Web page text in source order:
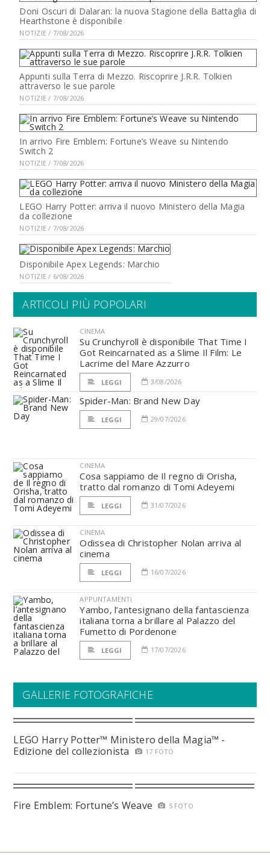
Doni Oscuri di Dalaran: la nuova Stagione della Battaglia di
Hearthstone è disponibile
NOTIZIE / 7/08/2026
Appunti sulla Terra di Mezzo. Riscoprire J.R.R. Tolkien
attraverso le sue parole
NOTIZIE / 7/08/2026
In arrivo Fire Emblem: Fortune’s Weave su Nintendo
Switch 2
NOTIZIE / 7/08/2026
LEGO Harry Potter: arriva il nuovo Ministero della Magia
da collezione
NOTIZIE / 7/08/2026
Disponibile Apex Legends: Marchio
NOTIZIE / 6/08/2026
ARTICOLI PIÙ POPOLARI
CINEMA
Su Crunchyroll è disponibile That Time I
Got Reincarnated as a Slime Il Film: Le
Lacrime del Mare Azzurro
LEGGI 3/08/2026
Spider-Man: Brand New Day
LEGGI 29/07/2026
CINEMA
Cosa sappiamo de Il regno di Orisha,
tratto dal romanzo di Tomi Adeyemi
LEGGI 31/07/2026
CINEMA
Odissea di Christopher Nolan arriva al
cinema
LEGGI 16/07/2026
APPUNTAMENTI
Yambo, l’antesignano della fantascienza
italiana torna a brillare al Palazzo del
Fumetto di Pordenone
LEGGI 17/07/2026
GALLERIE FOTOGRAFICHE
LEGO Harry Potter™ Ministero della Magia™ -
Edizione del collezionista
17 FOTO
Fire Emblem: Fortune’s Weave 5 FOTO